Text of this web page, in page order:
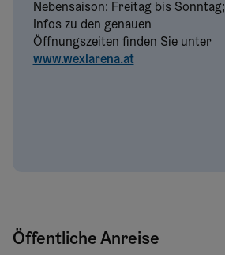
Nebensaison: Freitag bis Sonntag;
Infos zu den genauen
Öffnungszeiten finden Sie unter
www.wexlarena.at
Öffentliche Anreise